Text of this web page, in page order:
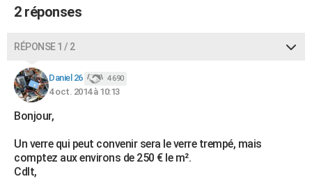
DICTIONNAIRE
S'inscrire
Se connecter
Lycées
Collèges
Primaires
Universités
Entreprises
Service militaire
Avis de recherche
AVIS DE DÉCÈS
FORUM
Bricolage
Lifestyle
Culture
Sport
Auto
Television
Voyage
Cinema
2 réponses
RÉPONSE 1 / 2
Daniel 26 4 690
4 oct. 2014 à 10:13
Bonjour,
Un verre qui peut convenir sera le verre trempé, mais
comptez aux environs de 250 € le m².
Cdlt,